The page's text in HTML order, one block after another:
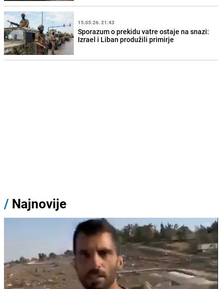
15.05.26. 21:43
Sporazum o prekidu vatre ostaje na snazi:
Izrael i Liban produžili primirje
/ Najnovije